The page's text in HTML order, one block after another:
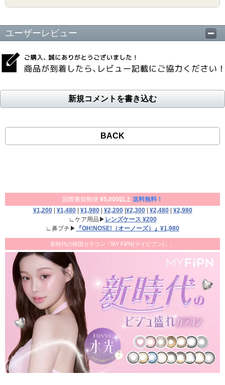
ユーザーレビュー
新規コメントを書き込む
BACK
国際書留郵便 ¥5,000以上 送料無料！
¥1,200| ¥1,480| ¥1,980| ¥2,200| ¥2,300| ¥2,480| ¥2,980
∟ケア用品▶ レンズケース ¥200
∟鼻プチ▶
『OH!NOSE!（オーノーズ）』¥1,980
新時代の韓国カラコン「MY FiPN(マイピプン)」。